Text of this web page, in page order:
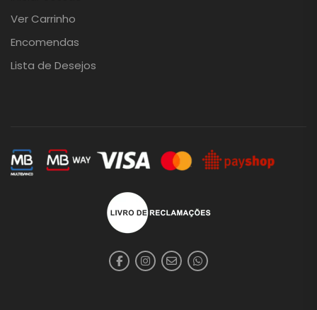
Ver Carrinho
Encomendas
Lista de Desejos